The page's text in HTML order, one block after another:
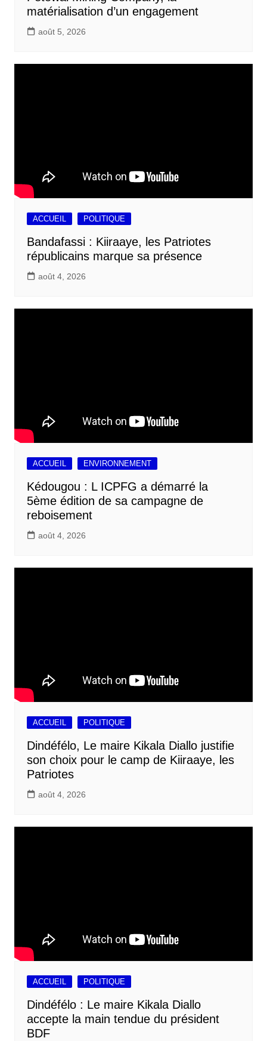
matérialisation d’un engagement
août 5, 2026
ACCUEIL POLITIQUE
Bandafassi : Kiiraaye, les Patriotes
républicains marque sa présence
août 4, 2026
ACCUEIL ENVIRONNEMENT
Kédougou : L ICPFG a démarré la
5ème édition de sa campagne de
reboisement
août 4, 2026
ACCUEIL POLITIQUE
Dindéfélo, Le maire Kikala Diallo justifie
son choix pour le camp de Kiiraaye, les
Patriotes
août 4, 2026
ACCUEIL POLITIQUE
Dindéfélo : Le maire Kikala Diallo
accepte la main tendue du président
BDF